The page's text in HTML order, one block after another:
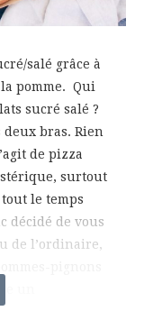
salé grâce à
pomme. Qui
sucré salé ?
bras. Rien
de pizza
surtout
tout le temps
décidé de vous
de l’ordinaire,
un